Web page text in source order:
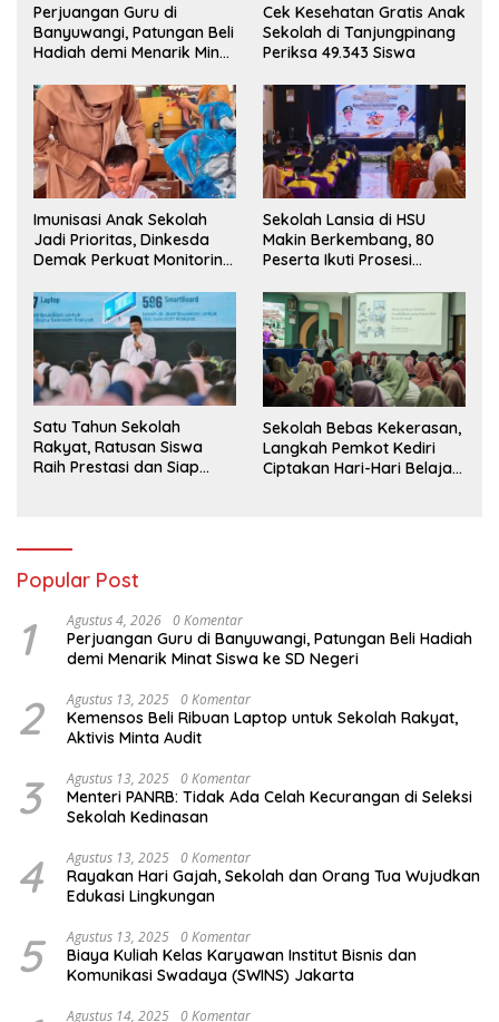
Perjuangan Guru di
Banyuwangi, Patungan Beli
Hadiah demi Menarik Minat
Cek Kesehatan Gratis Anak
Sekolah di Tanjungpinang
Periksa 49.343 Siswa
Imunisasi Anak Sekolah
Jadi Prioritas, Dinkesda
Demak Perkuat Monitoring
Sekolah Lansia di HSU
Makin Berkembang, 80
Peserta Ikuti Prosesi
Satu Tahun Sekolah
Rakyat, Ratusan Siswa
Raih Prestasi dan Siap
Sekolah Bebas Kekerasan,
Langkah Pemkot Kediri
Ciptakan Hari-Hari Belajar
Popular Post
1 Agustus 4, 2026 0 Komentar
Perjuangan Guru di Banyuwangi, Patungan Beli Hadiah
demi Menarik Minat Siswa ke SD Negeri
2 Agustus 13, 2025 0 Komentar
Kemensos Beli Ribuan Laptop untuk Sekolah Rakyat,
Aktivis Minta Audit
3 Agustus 13, 2025 0 Komentar
Menteri PANRB: Tidak Ada Celah Kecurangan di Seleksi
Sekolah Kedinasan
4 Agustus 13, 2025 0 Komentar
Rayakan Hari Gajah, Sekolah dan Orang Tua Wujudkan
Edukasi Lingkungan
5 Agustus 13, 2025 0 Komentar
Biaya Kuliah Kelas Karyawan Institut Bisnis dan
Komunikasi Swadaya (SWINS) Jakarta
Agustus 14, 2025 0 Komentar